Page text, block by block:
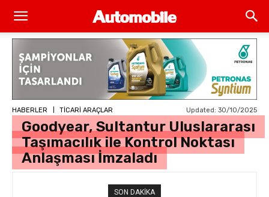
HABERLER TİCARİ ARAÇLAR Updated: 30/10/2025
Goodyear, Sultantur Uluslararası
Taşımacılık ile Kontrol Noktası
Anlaşması İmzaladı
SON DAKIKA